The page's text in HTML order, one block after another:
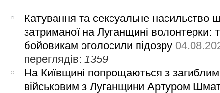
Катування та сексуальне насильство
затриманої на Луганщині волонтерки:
бойовикам оголосили підозру
переглядів: 1359
На Київщині попрощаються з загиблим
військовим з Луганщини Артуром